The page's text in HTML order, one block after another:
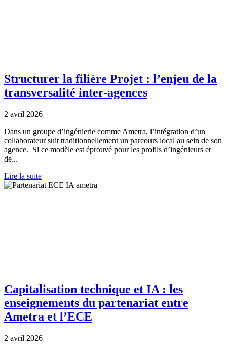
Structurer la filière Projet : l’enjeu de la
transversalité inter-agences
2 avril 2026
Dans un groupe d’ingénierie comme Ametra, l’intégration d’un
collaborateur suit traditionnellement un parcours local au sein de son
agence. Si ce modèle est éprouvé pour les profils d’ingénieurs et
de...
Lire la suite
Capitalisation technique et IA : les
enseignements du partenariat entre
Ametra et l’ECE
2 avril 2026